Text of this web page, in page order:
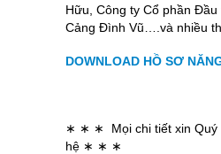
Hữu, Công ty Cổ phần Đầu
Cảng Đình Vũ….và nhiều
DOWNLOAD HỒ SƠ
∗ ∗ ∗ Mọi chi tiết xin Quý
hệ ∗ ∗ ∗